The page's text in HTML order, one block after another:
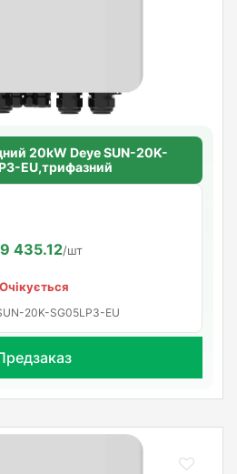
20kW Deye SUN-20K-
EU,трифазний
435.12/шт
Очікується
20K-SG05LP3-EU